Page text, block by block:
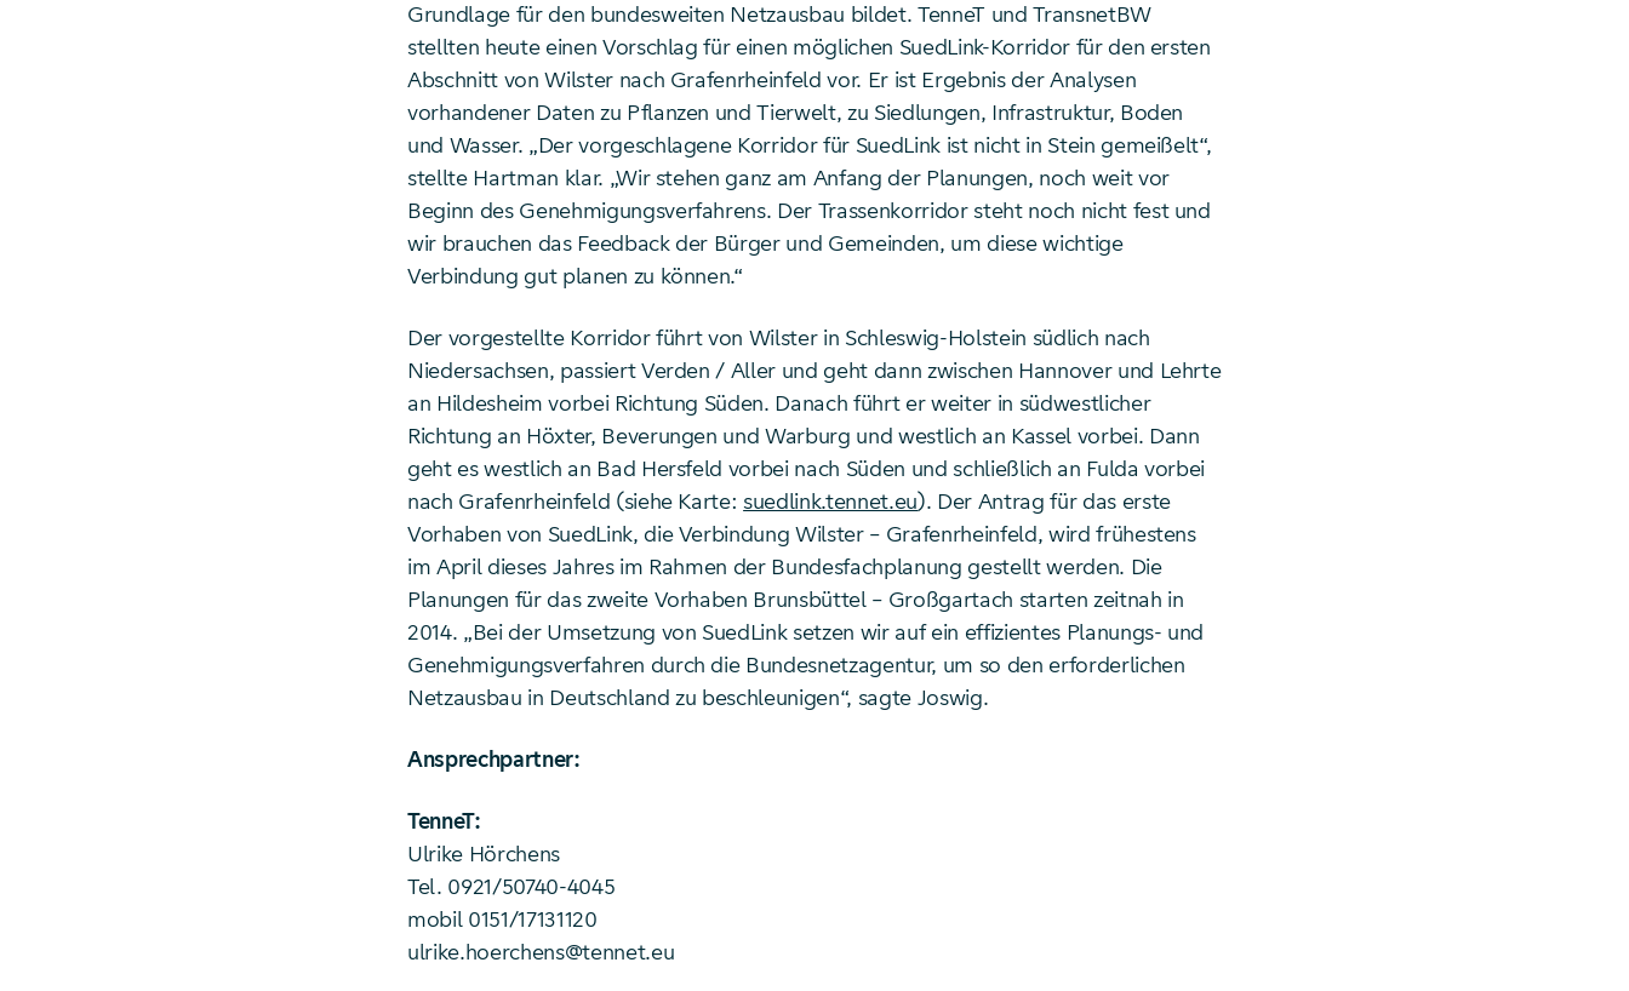
Grundlage für den bundesweiten Netzausbau bildet. TenneT und TransnetBW
stellten heute einen Vorschlag für einen möglichen SuedLink-Korridor für den ersten
Abschnitt von Wilster nach Grafenrheinfeld vor. Er ist Ergebnis der Analysen
vorhandener Daten zu Pflanzen und Tierwelt, zu Siedlungen, Infrastruktur, Boden
und Wasser. „Der vorgeschlagene Korridor für SuedLink ist nicht in Stein gemeißelt“,
stellte Hartman klar. „Wir stehen ganz am Anfang der Planungen, noch weit vor
Beginn des Genehmigungsverfahrens. Der Trassenkorridor steht noch nicht fest und
wir brauchen das Feedback der Bürger und Gemeinden, um diese wichtige
Verbindung gut planen zu können.“
Der vorgestellte Korridor führt von Wilster in Schleswig-Holstein südlich nach
Niedersachsen, passiert Verden / Aller und geht dann zwischen Hannover und Lehrte
an Hildesheim vorbei Richtung Süden. Danach führt er weiter in südwestlicher
Richtung an Höxter, Beverungen und Warburg und westlich an Kassel vorbei. Dann
geht es westlich an Bad Hersfeld vorbei nach Süden und schließlich an Fulda vorbei
nach Grafenrheinfeld (siehe Karte:suedlink.tennet.eu). Der Antrag für das erste
Vorhaben von SuedLink, die Verbindung Wilster – Grafen­rheinfeld, wird frühestens
im April dieses Jahres im Rahmen der Bundesfachplanung gestellt werden. Die
Planungen für das zweite Vorhaben Brunsbüttel – Großgartach starten zeitnah in
2014. „Bei der Umsetzung von SuedLink setzen wir auf ein effizientes Planungs- und
Genehmigungsverfahren durch die Bundesnetzagentur, um so den erforderlichen
Netzausbau in Deutschland zu beschleunigen“, sagte Joswig.
Ansprechpartner:
TenneT:
Ulrike Hörchens
Tel. 0921/50740-4045
mobil 0151/17131120
ulrike.hoerchens@tennet.eu